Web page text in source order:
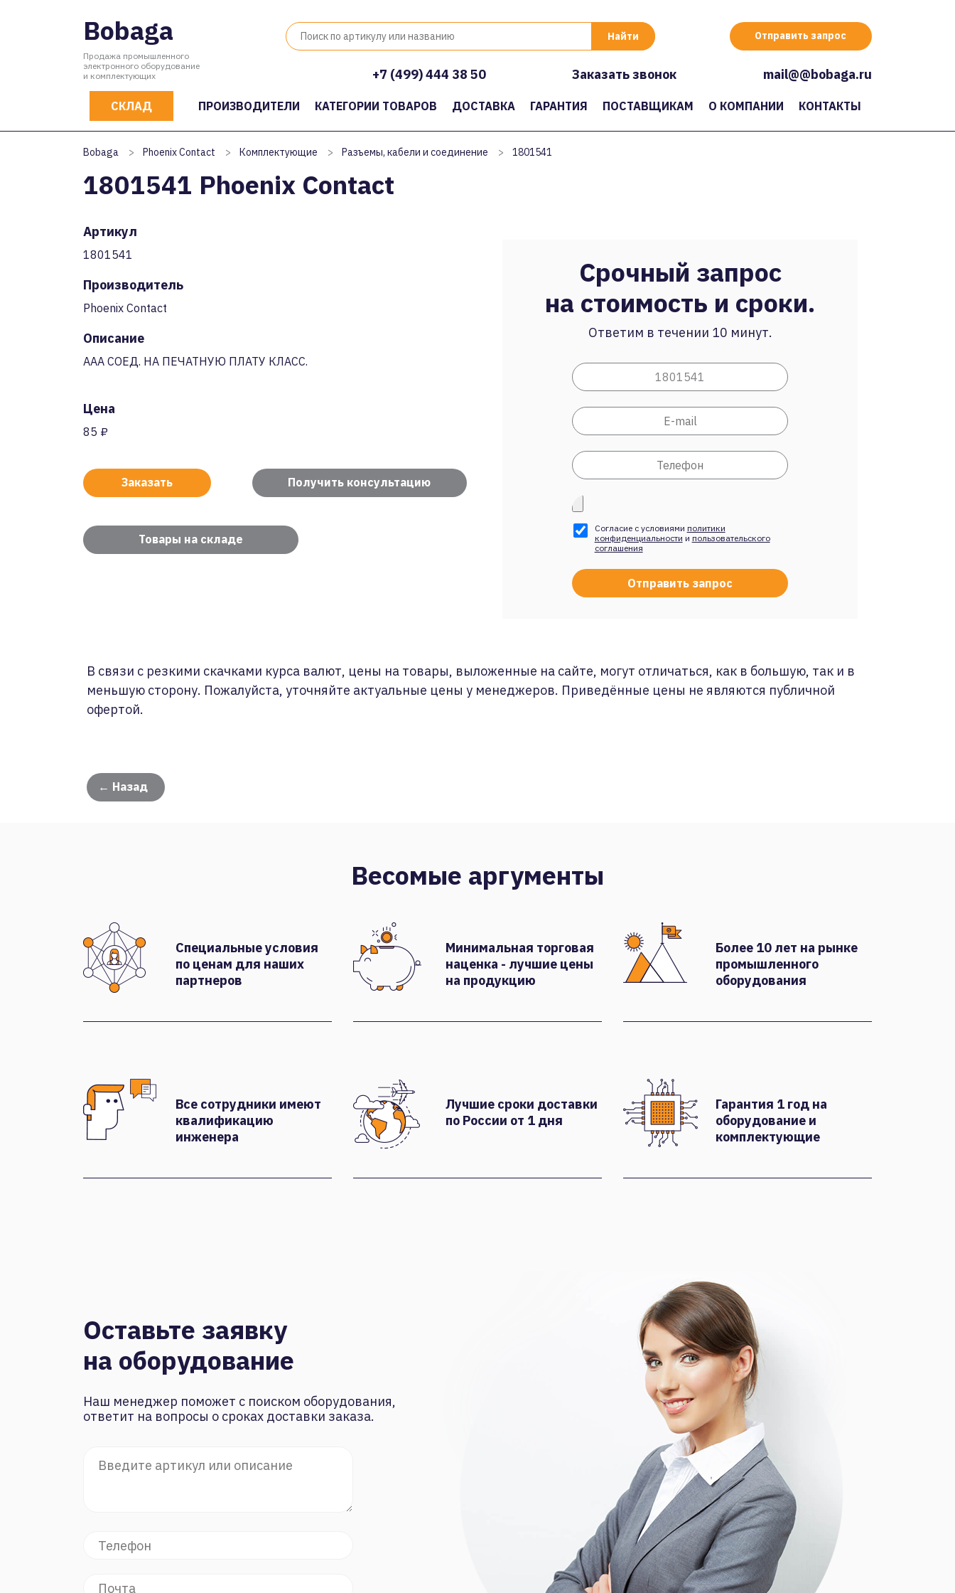
Bobaga
Продажа промышленного
электронного оборудование
и комплектующих
Отправить запрос
+7 (499) 444 38 50 Заказать звонок mail@@bobaga.ru
СКЛАД ПРОИЗВОДИТЕЛИ КАТЕГОРИИ ТОВАРОВ ДОСТАВКА ГАРАНТИЯ ПОСТАВЩИКАМ О КОМПАНИИ КОНТАКТЫ
Bobaga > Phoenix Contact > Комплектующие > Разъемы, кабели и соединение > 1801541
1801541 Phoenix Contact
Артикул
1801541
Производитель
Phoenix Contact
Описание
AAA СОЕД. НА ПЕЧАТНУЮ ПЛАТУ КЛАСС.
Цена
85 ₽
Заказать Получить консультацию
Товары на складе
Срочный запрос
на стоимость и сроки.
Ответим в течении 10 минут.
Согласие с условиями политики
конфиденциальности и пользовательского
соглашения
В связи с резкими скачками курса валют, цены на товары, выложенные на сайте, могут отличаться, как в большую, так и в
меньшую сторону. Пожалуйста, уточняйте актуальные цены у менеджеров. Приведённые цены не являются публичной
офертой.
← Назад
Весомые аргументы
Специальные условия
по ценам для наших
партнеров
Минимальная торговая
наценка - лучшие цены
на продукцию
Более 10 лет на рынке
промышленного
оборудования
Все сотрудники имеют
квалификацию
инженера
Лучшие сроки доставки
по России от 1 дня
Гарантия 1 год на
оборудование и
комплектующие
Оставьте заявку
на оборудование
Наш менеджер поможет с поиском оборудования,
ответит на вопросы о сроках доставки заказа.